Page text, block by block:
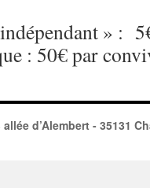
» :
: 50€ par
d’Alembert - 35131